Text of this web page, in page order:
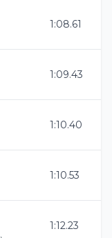
1:08.61
1:09.43
1:10.40
1:10.53
1:12.23